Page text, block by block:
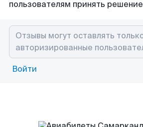
пользователям принять решение
Войти